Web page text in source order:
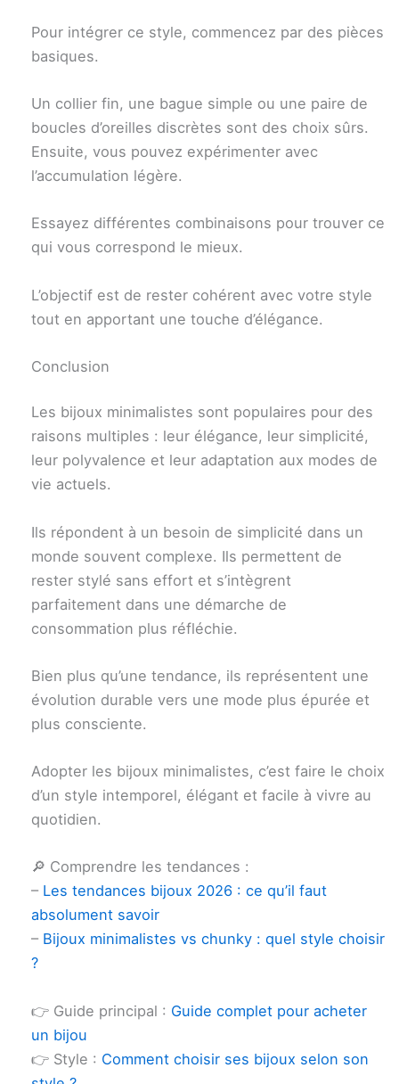
Pour intégrer ce style, commencez par des pièces
basiques.
Un collier fin, une bague simple ou une paire de
boucles d’oreilles discrètes sont des choix sûrs.
Ensuite, vous pouvez expérimenter avec
l’accumulation légère.
Essayez différentes combinaisons pour trouver ce
qui vous correspond le mieux.
L’objectif est de rester cohérent avec votre style
tout en apportant une touche d’élégance.
Conclusion
Les bijoux minimalistes sont populaires pour des
raisons multiples : leur élégance, leur simplicité,
leur polyvalence et leur adaptation aux modes de
vie actuels.
Ils répondent à un besoin de simplicité dans un
monde souvent complexe. Ils permettent de
rester stylé sans effort et s’intègrent
parfaitement dans une démarche de
consommation plus réfléchie.
Bien plus qu’une tendance, ils représentent une
évolution durable vers une mode plus épurée et
plus consciente.
Adopter les bijoux minimalistes, c’est faire le choix
d’un style intemporel, élégant et facile à vivre au
quotidien.
🔎 Comprendre les tendances :
– Les tendances bijoux 2026 : ce qu’il faut
absolument savoir
– Bijoux minimalistes vs chunky : quel style choisir
?
👉 Guide principal : Guide complet pour acheter
un bijou
👉 Style : Comment choisir ses bijoux selon son